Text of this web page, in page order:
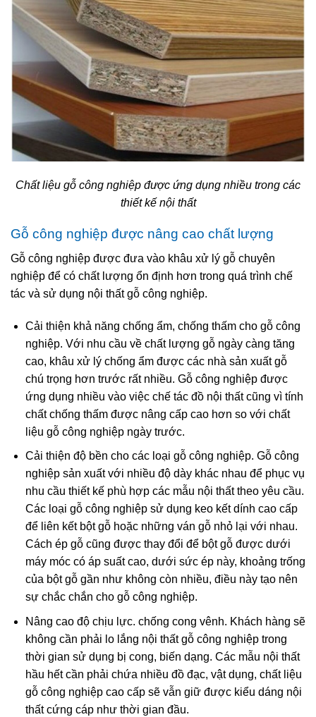
Chất liệu gỗ công nghiệp được ứng dụng nhiều trong các
thiết kế nội thất
Gỗ công nghiệp được nâng cao chất lượng
Gỗ công nghiệp được đưa vào khâu xử lý gỗ chuyên
nghiệp để có chất lượng ổn định hơn trong quá trình chế
tác và sử dụng nội thất gỗ công nghiệp.
Cải thiện khả năng chống ẩm, chống thấm cho gỗ công
nghiệp. Với nhu cầu về chất lượng gỗ ngày càng tăng
cao, khâu xử lý chống ẩm được các nhà sản xuất gỗ
chú trọng hơn trước rất nhiều. Gỗ công nghiệp được
ứng dụng nhiều vào việc chế tác đồ nội thất cũng vì tính
chất chống thấm được nâng cấp cao hơn so với chất
liệu gỗ công nghiệp ngày trước.
Cải thiện độ bền cho các loại gỗ công nghiệp. Gỗ công
nghiệp sản xuất với nhiều độ dày khác nhau để phục vụ
nhu cầu thiết kế phù hợp các mẫu nội thất theo yêu cầu.
Các loại gỗ công nghiệp sử dụng keo kết dính cao cấp
để liên kết bột gỗ hoặc những ván gỗ nhỏ lại với nhau.
Cách ép gỗ cũng được thay đổi để bột gỗ được dưới
máy móc có áp suất cao, dưới sức ép này, khoảng trống
của bột gỗ gần như không còn nhiều, điều này tạo nên
sự chắc chắn cho gỗ công nghiệp.
Nâng cao độ chịu lực. chống cong vênh. Khách hàng sẽ
không cần phải lo lắng nội thất gỗ công nghiệp trong
thời gian sử dụng bị cong, biến dạng. Các mẫu nội thất
hầu hết cần phải chứa nhiều đồ đạc, vật dụng, chất liệu
gỗ công nghiệp cao cấp sẽ vẫn giữ được kiểu dáng nội
thất cứng cáp như thời gian đầu.